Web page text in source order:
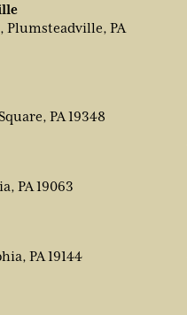
Plumsteadville, PA
PA 19348
PA 19063
PA 19144